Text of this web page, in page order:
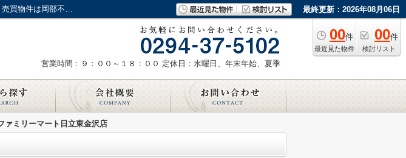
ファミリーマート日立東金沢店情報ページ｜茨城県内・常陸多賀・日立市の賃貸・売買物件は岡部不動産にお任せ下さい 最終更新：2026年08月06日
00件
最近見た物件
00件
検討リスト
営業時間：９：００～１８：００ 定休日：水曜日、年末年始、夏季
ァミリーマート日立東金沢店